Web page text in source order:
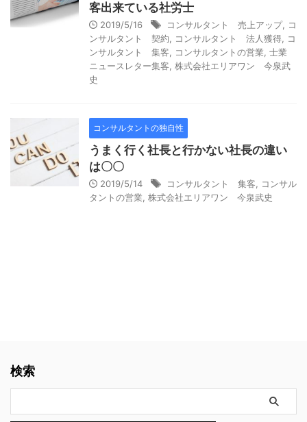
客出来ている社労士
2019/5/16 コンサルタント 売上アップ, コ
ンサルタント 契約
コンサルタント 法人獲得
コ
ンサルタント 集客
コンサルタントの営業 士業
ニュースレター集客 株式会社エリアワン 今泉武
史
コンサルタントの独自性
うまく行く社長と行かない社長の違い
は〇〇
2019/5/14 コンサルタント 集客
コンサル
タントの営業 株式会社エリアワン 今泉武史
検索